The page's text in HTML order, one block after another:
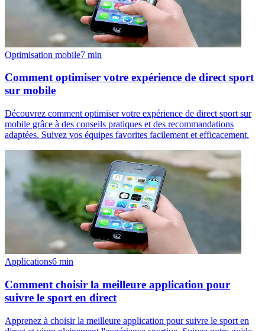
Optimisation mobile7 min
Comment optimiser votre expérience de direct sport
sur mobile
Découvrez comment optimiser votre expérience de direct sport sur
mobile grâce à des conseils pratiques et des recommandations
adaptées. Suivez vos équipes favorites facilement et efficacement.
Applications6 min
Comment choisir la meilleure application pour
suivre le sport en direct
Apprenez à choisir la meilleure application pour suivre le sport en